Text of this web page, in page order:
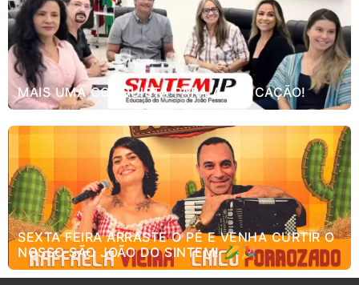
MAIS UMA CONQUISTA PARA A EDUCAÇÃO!
SEXTA FEIRA ARRASTE O PÉ E VENHA CURTIR O
NOSSO SÃO JOÃO DO SINTEM! 🌽🎉